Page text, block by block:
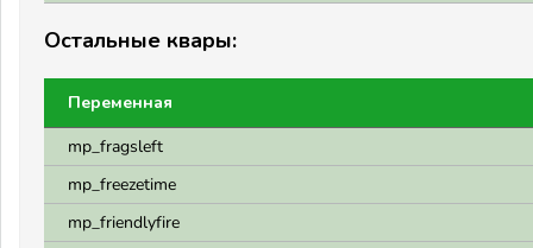
Остальные квары:
Переменная
mp_fragsleft
mp_freezetime
mp_friendlyfire